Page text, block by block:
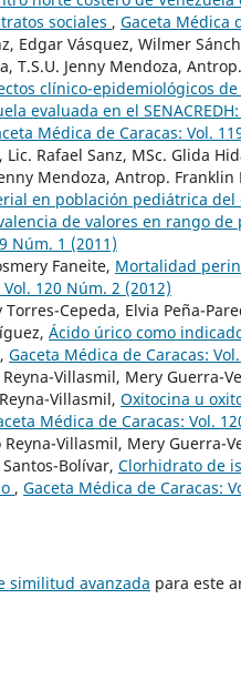
sociales , Gaceta Médica
Edgar Vásquez, Wilmer
T.S.U. Jenny Mendoza,
clínico-epidemiológicos
evaluada en el
Médica de Caracas: Vol.
Rafael Sanz, MSc. Glida
Mendoza, Antrop.
en población pediátrica del
de valores en rango
Núm. 1 (2011)
Faneite, Mortalidad
120 Núm. 2 (2012)
Cepeda, Elvia Peña-
Ácido úrico como
, Gaceta Médica de Caracas:
Villasmil, Mery Guerra-
Villasmil, Oxitocina u
Médica de Caracas: Vol.
Villasmil, Mery Guerra-
Bolívar, Clorhidrato de
, Gaceta Médica de Caracas:
similitud avanzada para este